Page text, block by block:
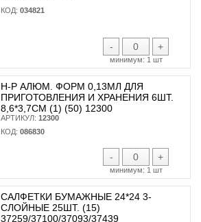
КОД: 034821
- +
минимум: 1 шт
Н-Р АЛЮМ. ФОРМ 0,13МЛ ДЛЯ
ПРИГОТОВЛЕНИЯ И ХРАНЕНИЯ 6ШТ.
8,6*3,7СМ (1) (50) 12300
АРТИКУЛ: 12300
КОД: 086830
- +
минимум: 1 шт
САЛФЕТКИ БУМАЖНЫЕ 24*24 3-
СЛОЙНЫЕ 25ШТ. (15)
37259/37100/37093/37439